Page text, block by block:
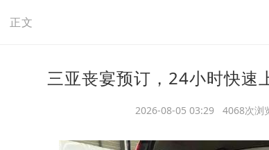
正文
三亚丧宴预订，24小时快速
2026-08-05 03:29 4068次浏